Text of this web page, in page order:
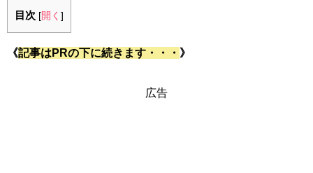
目次 [開く ]
《記事はPRの下に続きます・・・ 》
広告